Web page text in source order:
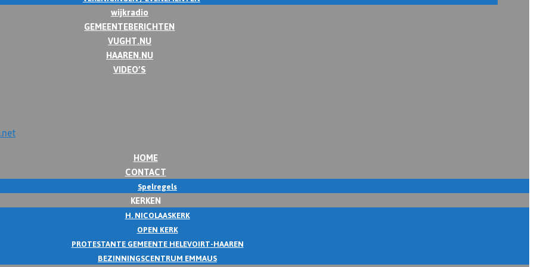
wijkradio
GEMEENTEBERICHTEN
VUGHT.NU
HAAREN.NU
VIDEO’S
HOME
CONTACT
Spelregels
KERKEN
H. NICOLAASKERK
OPEN KERK
PROTESTANTE GEMEENTE HELEVOIRT-HAAREN
BEZINNINGSCENTRUM EMMAUS